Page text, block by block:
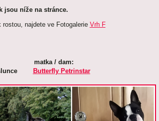
jsou níže na stránce.
najdete ve Fotogalerie Vrh F
matka / dam:
slunce
Butterfly Petrinstar